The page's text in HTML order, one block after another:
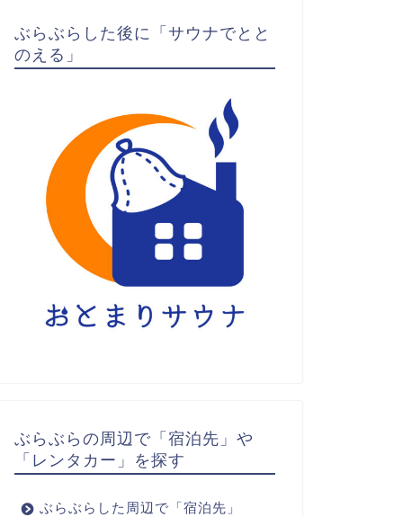
ぶらぶらした後に「サウナでとと
のえる」
ぶらぶらの周辺で「宿泊先」や
「レンタカー」を探す
ぶらぶらした周辺で「宿泊先」